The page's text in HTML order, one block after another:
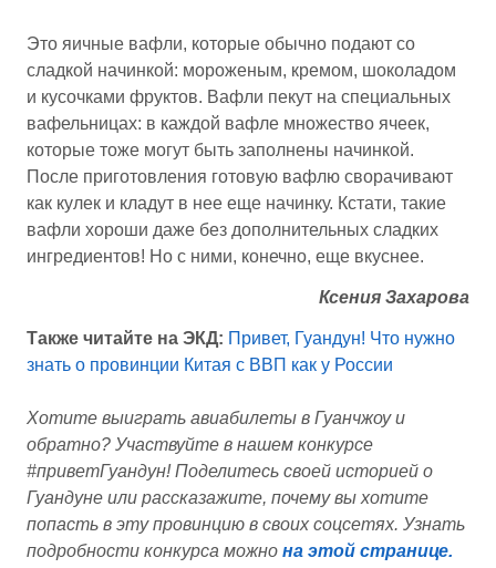
Это яичные вафли, которые обычно подают со
сладкой начинкой: мороженым, кремом, шоколадом
и кусочками фруктов. Вафли пекут на специальных
вафельницах: в каждой вафле множество ячеек,
которые тоже могут быть заполнены начинкой.
После приготовления готовую вафлю сворачивают
как кулек и кладут в нее еще начинку. Кстати, такие
вафли хороши даже без дополнительных сладких
ингредиентов! Но с ними, конечно, еще вкуснее.
Ксения Захарова
Также читайте на ЭКД: Привет, Гуандун! Что нужно
знать о провинции Китая с ВВП как у России
Хотите выиграть авиабилеты в Гуанчжоу и
обратно? Участвуйте в нашем конкурсе
#приветГуандун! Поделитесь своей историей о
Гуандуне или рассказажите, почему вы хотите
попасть в эту провинцию в своих соцсетях. Узнать
подробности конкурса можно на этой странице.